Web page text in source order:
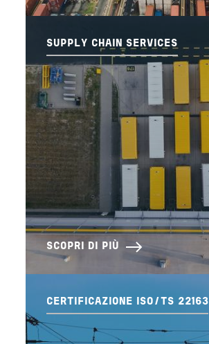
SUPPLY CHAIN SERVICES
SCOPRI DI PIÙ
CERTIFICAZIONE ISO/TS 22163